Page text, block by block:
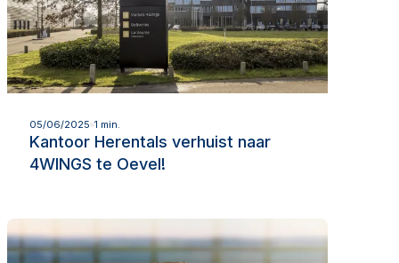
05/06/2025 1 min.
Kantoor Herentals verhuist naar
4WINGS te Oevel!
Lees meer